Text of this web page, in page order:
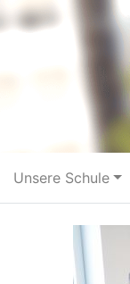
Unsere Schule